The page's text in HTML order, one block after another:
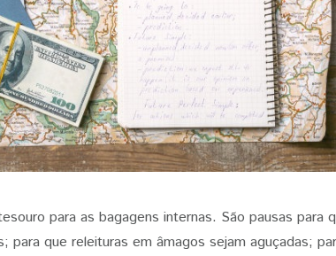
para as bagagens internas. São pausas para
para que releituras em âmagos sejam aguçadas;